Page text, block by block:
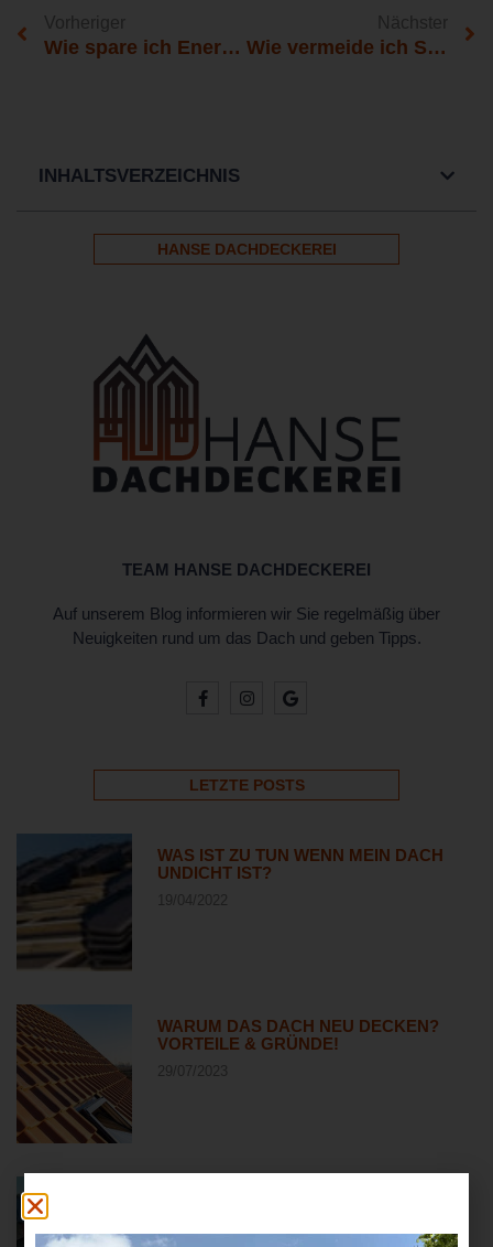
Vorheriger
Wie spare ich Energiekosten durch Wärmedämmung?
Nächster
Wie vermeide ich Schimmelbildung mit einem neuen Fassadenanstrich?
INHALTSVERZEICHNIS
HANSE DACHDECKEREI
TEAM HANSE DACHDECKEREI
Auf unserem Blog informieren wir Sie regelmäßig über
Neuigkeiten rund um das Dach und geben Tipps.
LETZTE POSTS
WAS IST ZU TUN WENN MEIN DACH
UNDICHT IST?
19/04/2022
WARUM DAS DACH NEU DECKEN?
VORTEILE & GRÜNDE!
29/07/2023
15/09/2024